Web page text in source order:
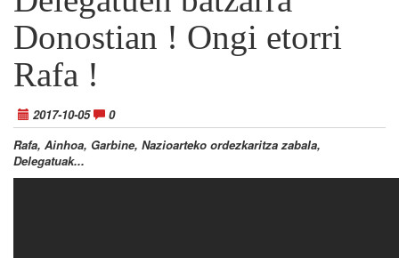
Donostian ! Ongi etorri
Rafa !
2017-10-05
0
Rafa, Ainhoa, Garbine, Nazioarteko ordezkaritza zabala,
Delegatuak...